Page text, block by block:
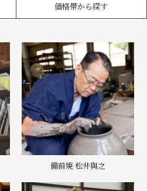
価格帯から探す
備前焼 松井與之